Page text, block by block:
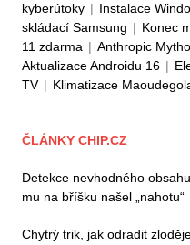
kyberútoky | Instalace
skládací Samsung | Konec
11 zdarma | Anthropic
Aktualizace Androidu 16 |
TV | Klimatizace
ČLÁNKY CHIP.CZ
Detekce nevhodného
mu na bříšku našel „nahotu“
Chytrý trik, jak odradit